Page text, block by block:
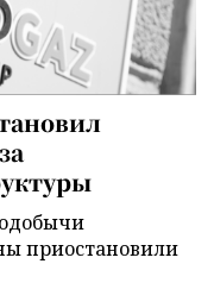
приостановили